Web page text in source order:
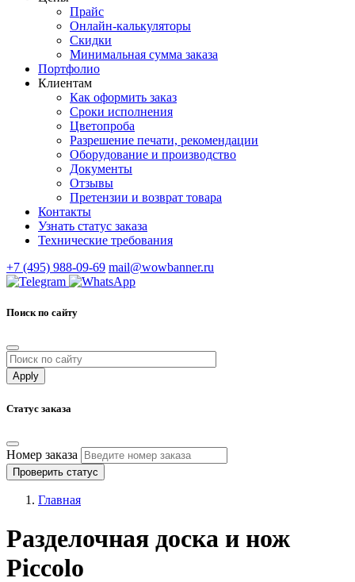
Прайс
Онлайн-калькуляторы
Скидки
Минимальная сумма заказа
Портфолио
Клиентам
Как оформить заказ
Сроки исполнения
Цветопроба
Разрешение печати, рекомендации
Оборудование и производство
Документы
Отзывы
Претензии и возврат товара
Контакты
Узнать статус заказа
Технические требования
+7 (495) 988-09-69 mail@wowbanner.ru
Поиск по сайту
Статус заказа
Номер заказа
Проверить статус
Главная
Разделочная доска и нож
Piccolo